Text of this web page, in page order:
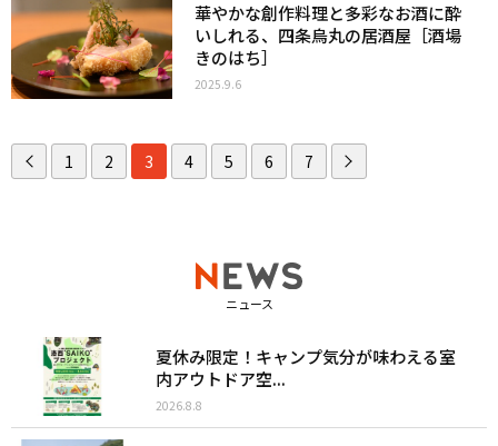
華やかな創作料理と多彩なお酒に酔
いしれる、四条烏丸の居酒屋［酒場
きのはち］
2025.9.6
1 2 3 4 5 6 7
ニュース
夏休み限定！キャンプ気分が味わえる室
内アウトドア空...
2026.8.8